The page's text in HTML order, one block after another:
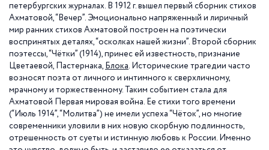
петербургских журналах. В 1912 г. вышел первый сборник стихов
Ахматовой, “Вечер”. Эмоционально напряженный и лиричный
мир ранних стихов Ахматовой построен на поэтически
воспринятых деталях, “осколках нашей жизни”. Второй сборник
поэтессы, “Чётки” (1914), принес ей известность, признание
Цветаевой, Пастернака, Блока. Исторические трагедии часто
возносят поэта от личного и интимного к сверхличному,
мрачному и торжественному. Таким событием стала для
Ахматовой Первая мировая война. Ее стихи того времени
(“Июль 1914”, “Молитва”) не имели успеха “Чёток”, но многие
современники уловили в них новую скорбную подлинность,
отрешенность от суеты и истинную любовь к России. Именно